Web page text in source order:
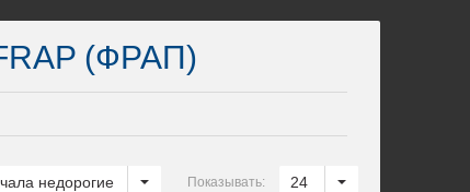
(ФРАП)
Показывать: 24
недорогие